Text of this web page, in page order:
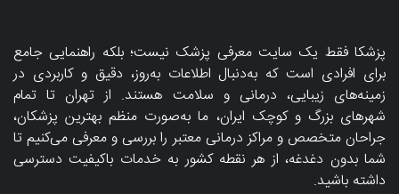
پزشکا فقط یک سایت معرفی پزشک نیست؛ بلکه راهنمایی جامع
برای افرادی است که به‌دنبال اطلاعات به‌روز، دقیق و کاربردی در
زمینه‌های زیبایی، درمانی و سلامت هستند. از تهران تا تمام
شهرهای بزرگ و کوچک ایران، ما به‌صورت منظم بهترین پزشکان،
جراحان متخصص و مراکز درمانی معتبر را بررسی و معرفی می‌کنیم تا
شما بدون دغدغه، از هر نقطه کشور به خدمات باکیفیت دسترسی
داشته باشید.